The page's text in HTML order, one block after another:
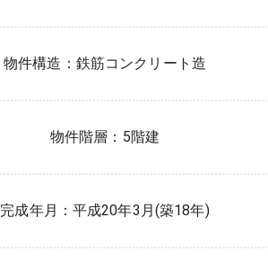
物件構造： 鉄筋コンクリート造
物件階層： 5階建
完成年月： 平成20年3月(築18年)